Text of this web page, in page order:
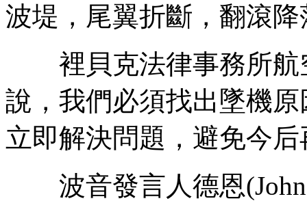
波堤，尾翼折斷，翻滾
裡貝克法律事務所航
說，我們必須找出墜機
立即解決問題，避免今
波音發言人德恩(John